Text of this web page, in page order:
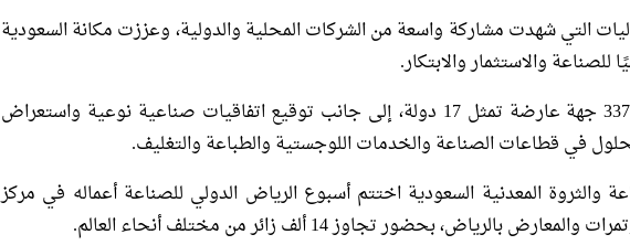
التي شهدت مشاركة واسعة من الشركات المحلية والدولية، وعززت مكانة السعودية
للصناعة والاستثمار والابتكار.
واستقطب الحدث 337 جهة عارضة تمثل 17 دولة، إلى جانب توقيع اتفاقيات صناعية نوعية واستعراض
في قطاعات الصناعة والخدمات اللوجستية والطباعة والتغليف.
والثروة المعدنية السعودية اختتم أسبوع الرياض الدولي للصناعة أعماله في مركز
بالرياض، بحضور تجاوز 14 ألف زائر من مختلف أنحاء العالم.